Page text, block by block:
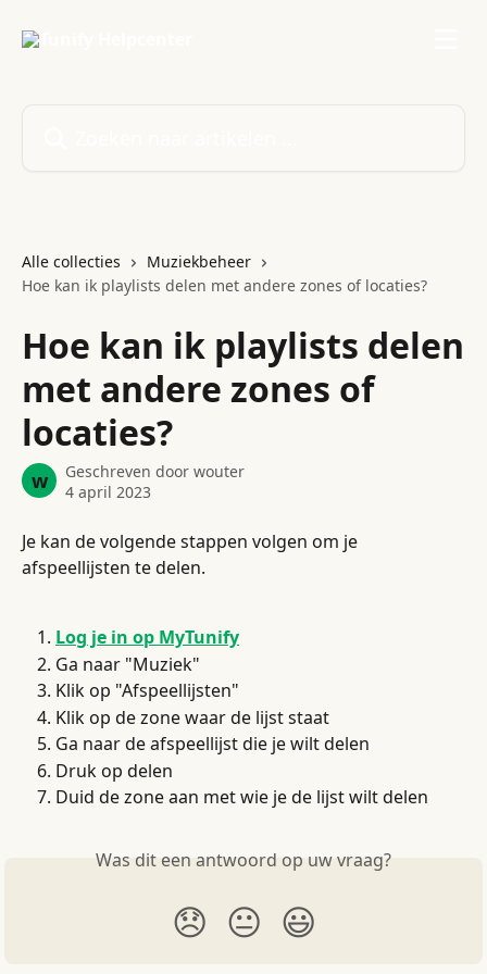
Alle collecties
Muziekbeheer
Hoe kan ik playlists delen met andere zones of locaties?
Hoe kan ik playlists delen
met andere zones of
locaties?
w Geschreven door wouter
4 april 2023
Je kan de volgende stappen volgen om je
afspeellijsten te delen.
Log je in op MyTunify
Ga naar "Muziek"
Klik op "Afspeellijsten"
Klik op de zone waar de lijst staat
Ga naar de afspeellijst die je wilt delen
Druk op delen
Duid de zone aan met wie je de lijst wilt delen
Was dit een antwoord op uw vraag?
😞 😐 😃